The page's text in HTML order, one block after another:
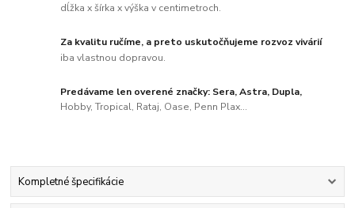
dĺžka x šírka x výška v centimetroch.
Za kvalitu ručíme, a preto uskutočňujeme rozvoz vivárií
iba vlastnou dopravou.
Predávame len overené značky: Sera, Astra, Dupla,
Hobby, Tropical, Rataj, Oase, Penn Plax...
Kompletné špecifikácie